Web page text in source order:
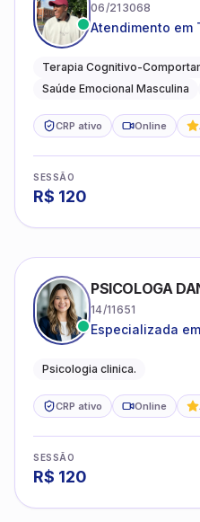
06/213068
Atendimento em
emocional
Terapia Cognitivo-
Saúde Emocional Masculina
CRP ativo Online
SESSÃO
R$ 120
PSICOLOGA
14/11651
Especializada
Psicologia clinica.
CRP ativo Online
SESSÃO
R$ 120